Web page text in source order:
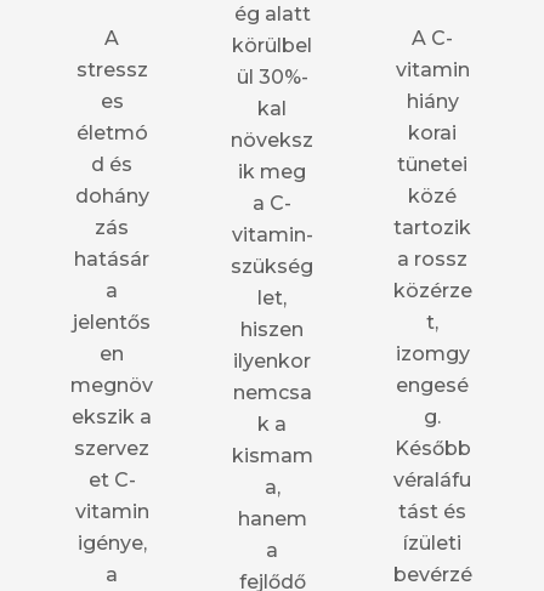
A
stressz
es
életmó
d és
dohány
zás
hatásár
a
jelentős
en
megnöv
ekszik a
szervez
et C-
vitamin
igénye,
a
ég alatt
körülbel
ül 30%-
kal
növeksz
ik meg
a C-
vitamin-
szükség
let,
hiszen
ilyenkor
nemcsa
k a
kismam
a,
hanem
a
fejlődő
A C-
vitamin
hiány
korai
tünetei
közé
tartozik
a rossz
közérze
t,
izomgy
engesé
g.
Később
véraláfu
tást és
ízületi
bevérzé